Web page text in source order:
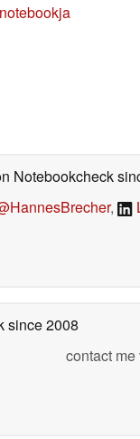
notebookja
Notebookcheck
,
since 2008
contact me